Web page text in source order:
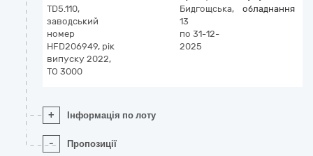
TD5.110,
заводський
номер
HFD206949, рік
випуску 2022,
ТО 3000
Бидгощська,
13
по 31-12-
2025
обладнання
+ Інформація по лоту
- Пропозиції